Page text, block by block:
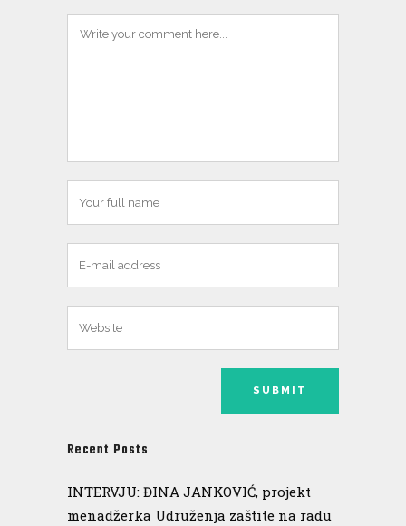
Recent Posts
INTERVJU: ĐINA JANKOVIĆ, projekt
menadžerka Udruženja zaštite na radu